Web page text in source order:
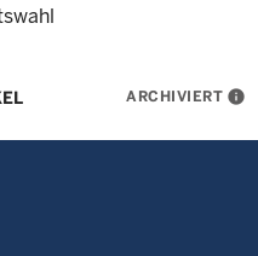
ARCHIVIERT info